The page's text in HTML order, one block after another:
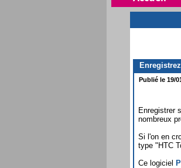
Publié le 19/
Enregistrer
nombreux
Si l'on en
type "HTC
Ce logiciel